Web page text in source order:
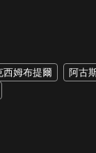
西姆布提爾
阿古